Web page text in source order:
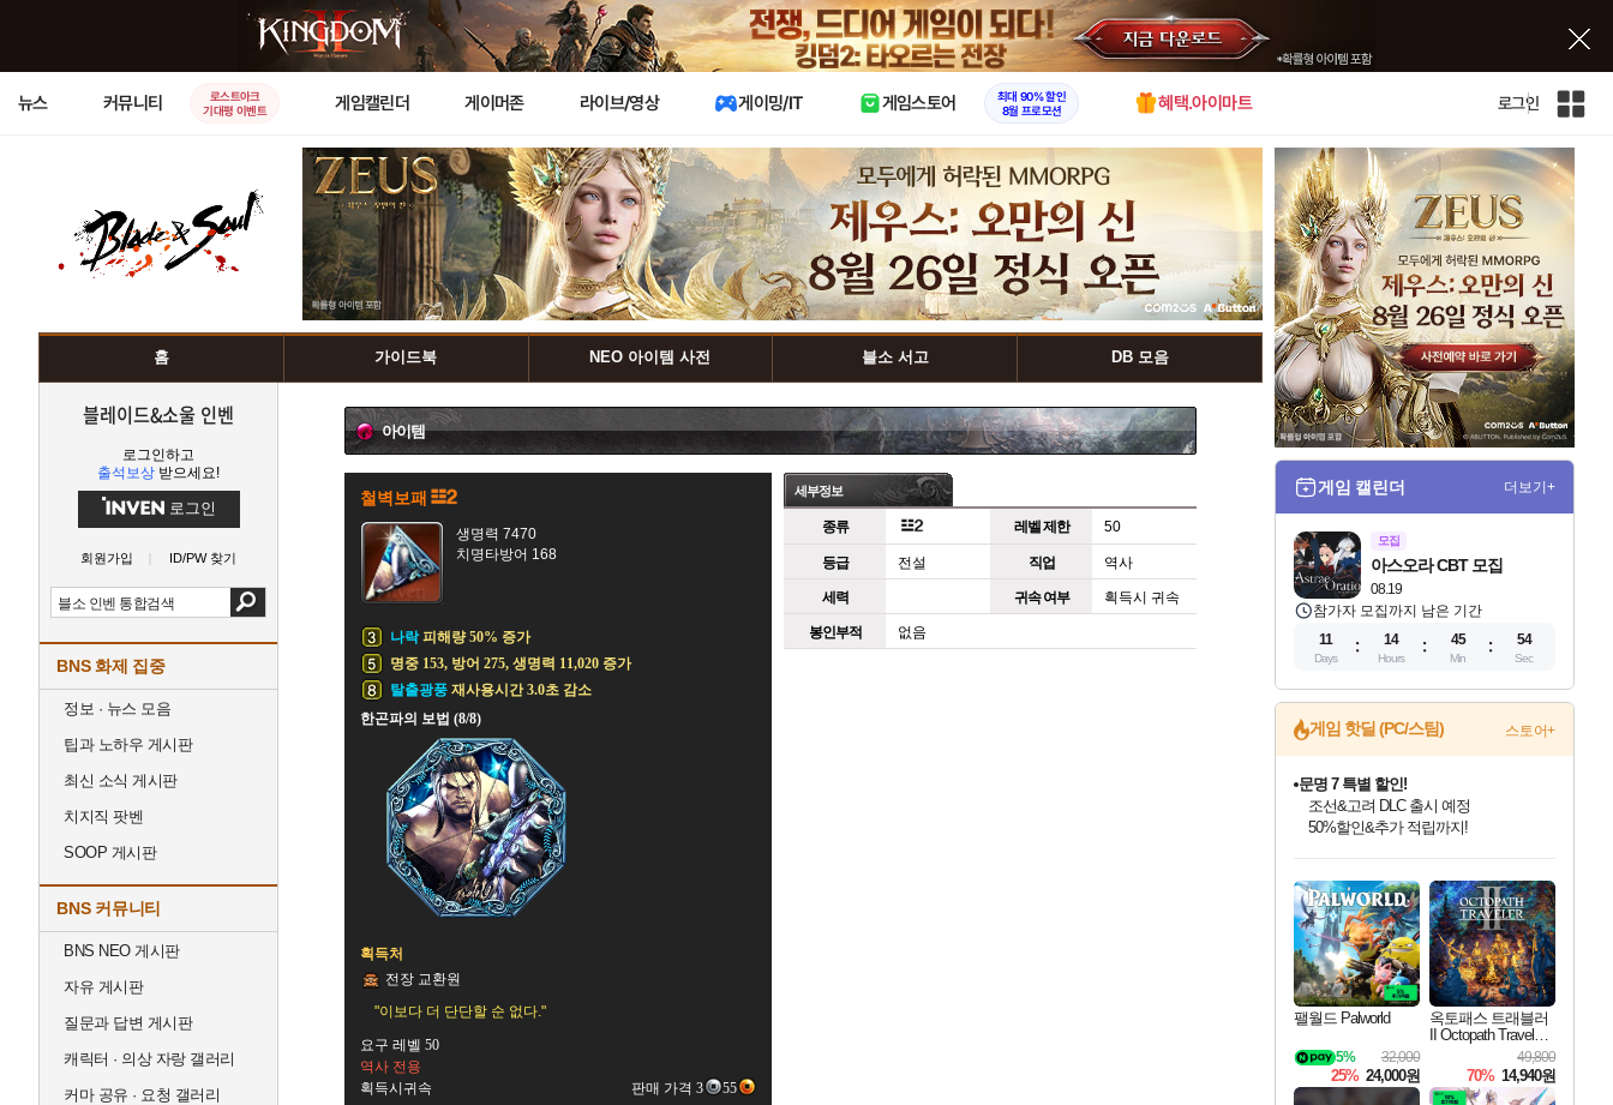
X
뉴스 커뮤니티
로스트아크
기대평 이벤트
게임캘린더 게이머존 라이브/영상 게이밍/IT 게임스토어
최대 90% 할인
8월 프로모션
혜택.아이마트 로그인
인
체
사
홈 가이드북 NEO 아이템 사전 블소 서고 DB 모음
블레이드&소울 인벤
로그인하고
출석보상 받으세요!
로그인
회원가입 ID/PW 찾기
BNS 화제 집중
정보 · 뉴스 모음
팁과 노하우 게시판
최신 소식 게시판
치지직 팟벤
SOOP 게시판
BNS 커뮤니티
BNS NEO 게시판
자유 게시판
질문과 답변 게시판
캐릭터 · 의상 자랑 갤러리
커마 공유 · 요청 갤러리
아이템
철벽보패
생명력 7470
치명타방어 168
나락피해량 50% 증가
명중 153, 방어 275, 생명력 11,020 증가
탈출광풍 재사용시간 3.0초 감소
한곤파의 보법 (8/8)
획득처
전장 교환원
"이보다 더 단단할 순 없다."
요구 레벨 50
역사 전용
획득시귀속
판매 가격 3 55
세부정보
종류 레벨 제한 50
등급 전설 직업 역사
세력 귀속 여부 획득시 귀속
봉인부적 없음
게임 캘린더 더보기+
모집
08.19
아스오라 CBT 모집
참가자 모집까지 남은 기간
11
Days
14
Hours
45
Min
54
Sec
게임 핫딜 (PC/스팀) 스토어+
최대 90% 할인가를 만나보세요!
네이버혜택과 함께 만나보세요!
문명 7 특별 할인!
조선&고려 DLC 출시 예정
마블 투혼 파이팅 소울즈 정식출시!
마블 히어로 총 출동&화려한 격투!
네이버 포인트 혜택까지!
이니&베니 혜택까지!
네이버 혜택가와 함께 예약하세요!
할인&네이버혜택으로 만나보세요!
네이버페이 혜택과 만나보세요!
40주년 프로모션으로 만나보세요!
할인가에 만나보세요!
일부 에디션 상시 할인!
혜택으로 예약 판매 중
편안하게 충전하세요
팰월드 Palworld
32,000
5%
25% 24,000원
옥토패스 트래블러
II Octopath Traveler I
49,800
70% 14,940원